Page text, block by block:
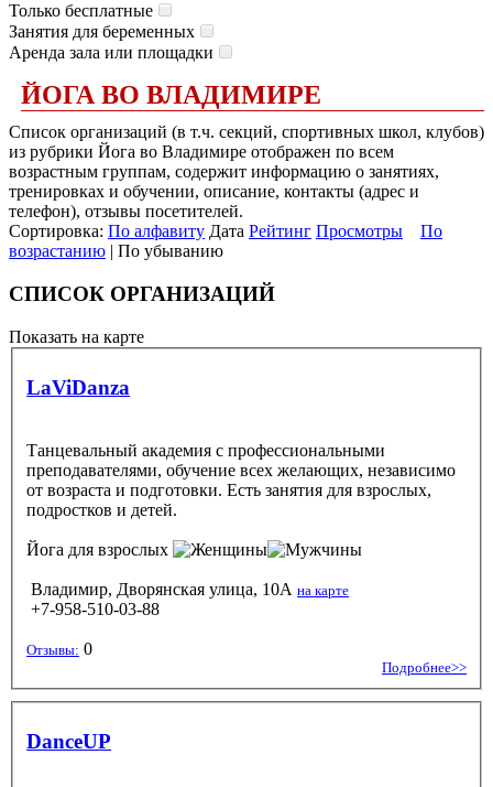
Только бесплатные
Занятия для беременных
Аренда зала или площадки
ЙОГА ВО ВЛАДИМИРЕ
Список организаций (в т.ч. секций, спортивных школ, клубов)
из рубрики Йога во Владимире отображен по всем
возрастным группам, содержит информацию о занятиях,
тренировках и обучении, описание, контакты (адрес и
телефон), отзывы посетителей.
Сортировка: По алфавиту Дата Рейтинг Просмотры
По
возрастанию | По убыванию
СПИСОК ОРГАНИЗАЦИЙ
Показать на карте
LaViDanza
Танцевальный академия с профессиональными
преподавателями, обучение всех желающих, независимо
от возраста и подготовки. Есть занятия для взрослых,
подростков и детей.
Йога для взрослых
Владимир, Дворянская улица, 10А на карте
+7-958-510-03-88
Отзывы: 0
Подробнее>>
DanceUP